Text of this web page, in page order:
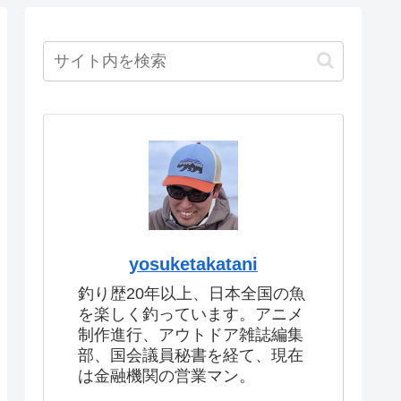
yosuketakatani
釣り歴20年以上、日本全国の魚
を楽しく釣っています。アニメ
制作進行、アウトドア雑誌編集
部、国会議員秘書を経て、現在
は金融機関の営業マン。